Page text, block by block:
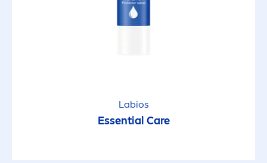
Labios
Essential Care